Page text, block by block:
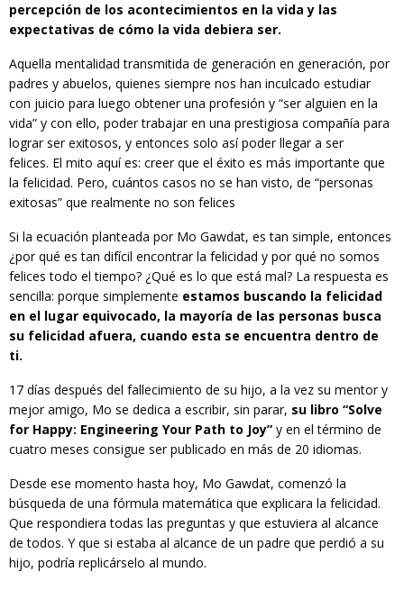
percepción de los acontecimientos en la vida y las
expectativas de cómo la vida debiera ser.
Aquella mentalidad transmitida de generación en generación, por
padres y abuelos, quienes siempre nos han inculcado estudiar
con juicio para luego obtener una profesión y “ser alguien en la
vida” y con ello, poder trabajar en una prestigiosa compañía para
lograr ser exitosos, y entonces solo así poder llegar a ser
felices. El mito aquí es: creer que el éxito es más importante que
la felicidad. Pero, cuántos casos no se han visto, de “personas
exitosas” que realmente no son felices
Si la ecuación planteada por Mo Gawdat, es tan simple, entonces
¿por qué es tan difícil encontrar la felicidad y por qué no somos
felices todo el tiempo? ¿Qué es lo que está mal? La respuesta es
sencilla: porque simplemente estamos buscando la felicidad
en el lugar equivocado, la mayoría de las personas busca
su felicidad afuera, cuando esta se encuentra dentro de
ti.
17 días después del fallecimiento de su hijo, a la vez su mentor y
mejor amigo, Mo se dedica a escribir, sin parar, su libro “Solve
for Happy: Engineering Your Path to Joy” y en el término de
cuatro meses consigue ser publicado en más de 20 idiomas.
Desde ese momento hasta hoy, Mo Gawdat, comenzó la
búsqueda de una fórmula matemática que explicara la felicidad.
Que respondiera todas las preguntas y que estuviera al alcance
de todos. Y que si estaba al alcance de un padre que perdió a su
hijo, podría replicárselo al mundo.